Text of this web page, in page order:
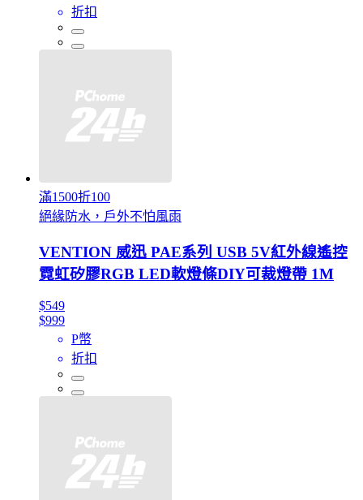
折扣
滿1500折100
絕緣防水，戶外不怕風雨
VENTION 威迅 PAE系列 USB 5V紅外線遙控
霓虹矽膠RGB LED軟燈條DIY可裁燈帶 1M
$549
$999
P幣
折扣